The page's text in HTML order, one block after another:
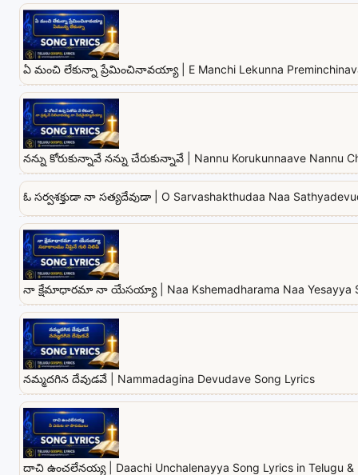
ఏ మంచి లేకున్నా ప్రేమించినావయ్యా | E Manchi Lekunna
నన్ను కోరుకున్నావే నన్ను చేరుకున్నావే | Nannu Korukunnaave Nannu
ఓ సర్వశక్తుడా నా సత్యదేవుడా | O Sarvashakthudaa Naa
నా క్షేమాధారమా నా యేసయ్యా | Naa Kshemadharama Naa Yesayya
నమ్మదగిన దేవుడవే | Nammadagina Devudave Song Lyrics
దాచి ఉంచలేనయ్య | Daachi Unchalenayya Song Lyrics in Telugu &